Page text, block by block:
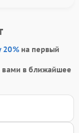
20%на первый
вами в ближайшее